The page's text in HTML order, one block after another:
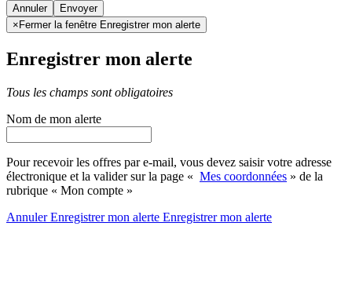
Annuler
× Fermer la fenêtre Enregistrer mon alerte
Enregistrer mon alerte
Tous les champs sont obligatoires
Nom de mon alerte
Pour recevoir les offres par e-mail, vous devez saisir votre adresse
électronique et la valider sur la page « Mes coordonnées » de la
rubrique « Mon compte »
AnnulerEnregistrer mon alerte Enregistrermon alerte